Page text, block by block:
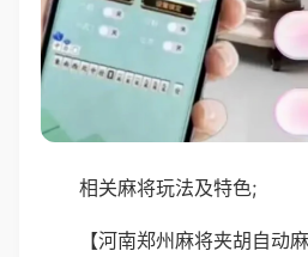
相关麻将玩法及特色;
【河南郑州麻将夹胡自动